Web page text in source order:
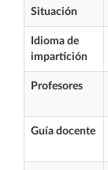
Situación
Idioma de
impartición
Profesores
Guía docente